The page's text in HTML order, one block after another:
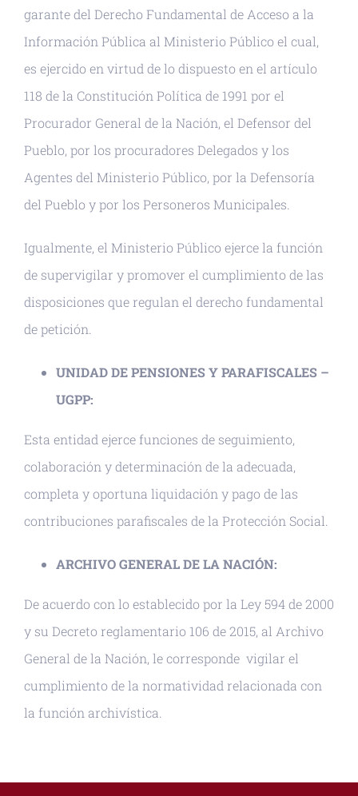
garante del Derecho Fundamental de Acceso a la
Información Pública al Ministerio Público el cual,
es ejercido en virtud de lo dispuesto en el artículo
118 de la Constitución Política de 1991 por el
Procurador General de la Nación, el Defensor del
Pueblo, por los procuradores Delegados y los
Agentes del Ministerio Público, por la Defensoría
del Pueblo y por los Personeros Municipales.
Igualmente, el Ministerio Público ejerce la función
de supervigilar y promover el cumplimiento de las
disposiciones que regulan el derecho fundamental
de petición.
UNIDAD DE PENSIONES Y PARAFISCALES –
UGPP:
Esta entidad ejerce funciones de seguimiento,
colaboración y determinación de la adecuada,
completa y oportuna liquidación y pago de las
contribuciones parafiscales de la Protección Social.
ARCHIVO GENERAL DE LA NACIÓN:
De acuerdo con lo establecido por la Ley 594 de 2000
y su Decreto reglamentario 106 de 2015, al Archivo
General de la Nación, le corresponde vigilar el
cumplimiento de la normatividad relacionada con
la función archivística.